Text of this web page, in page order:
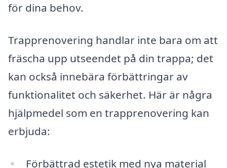
för dina behov.
Trapprenovering handlar inte bara om att
fräscha upp utseendet på din trappa; det
kan också innebära förbättringar av
funktionalitet och säkerhet. Här är några
hjälpmedel som en trapprenovering kan
erbjuda:
Förbättrad estetik med nya material